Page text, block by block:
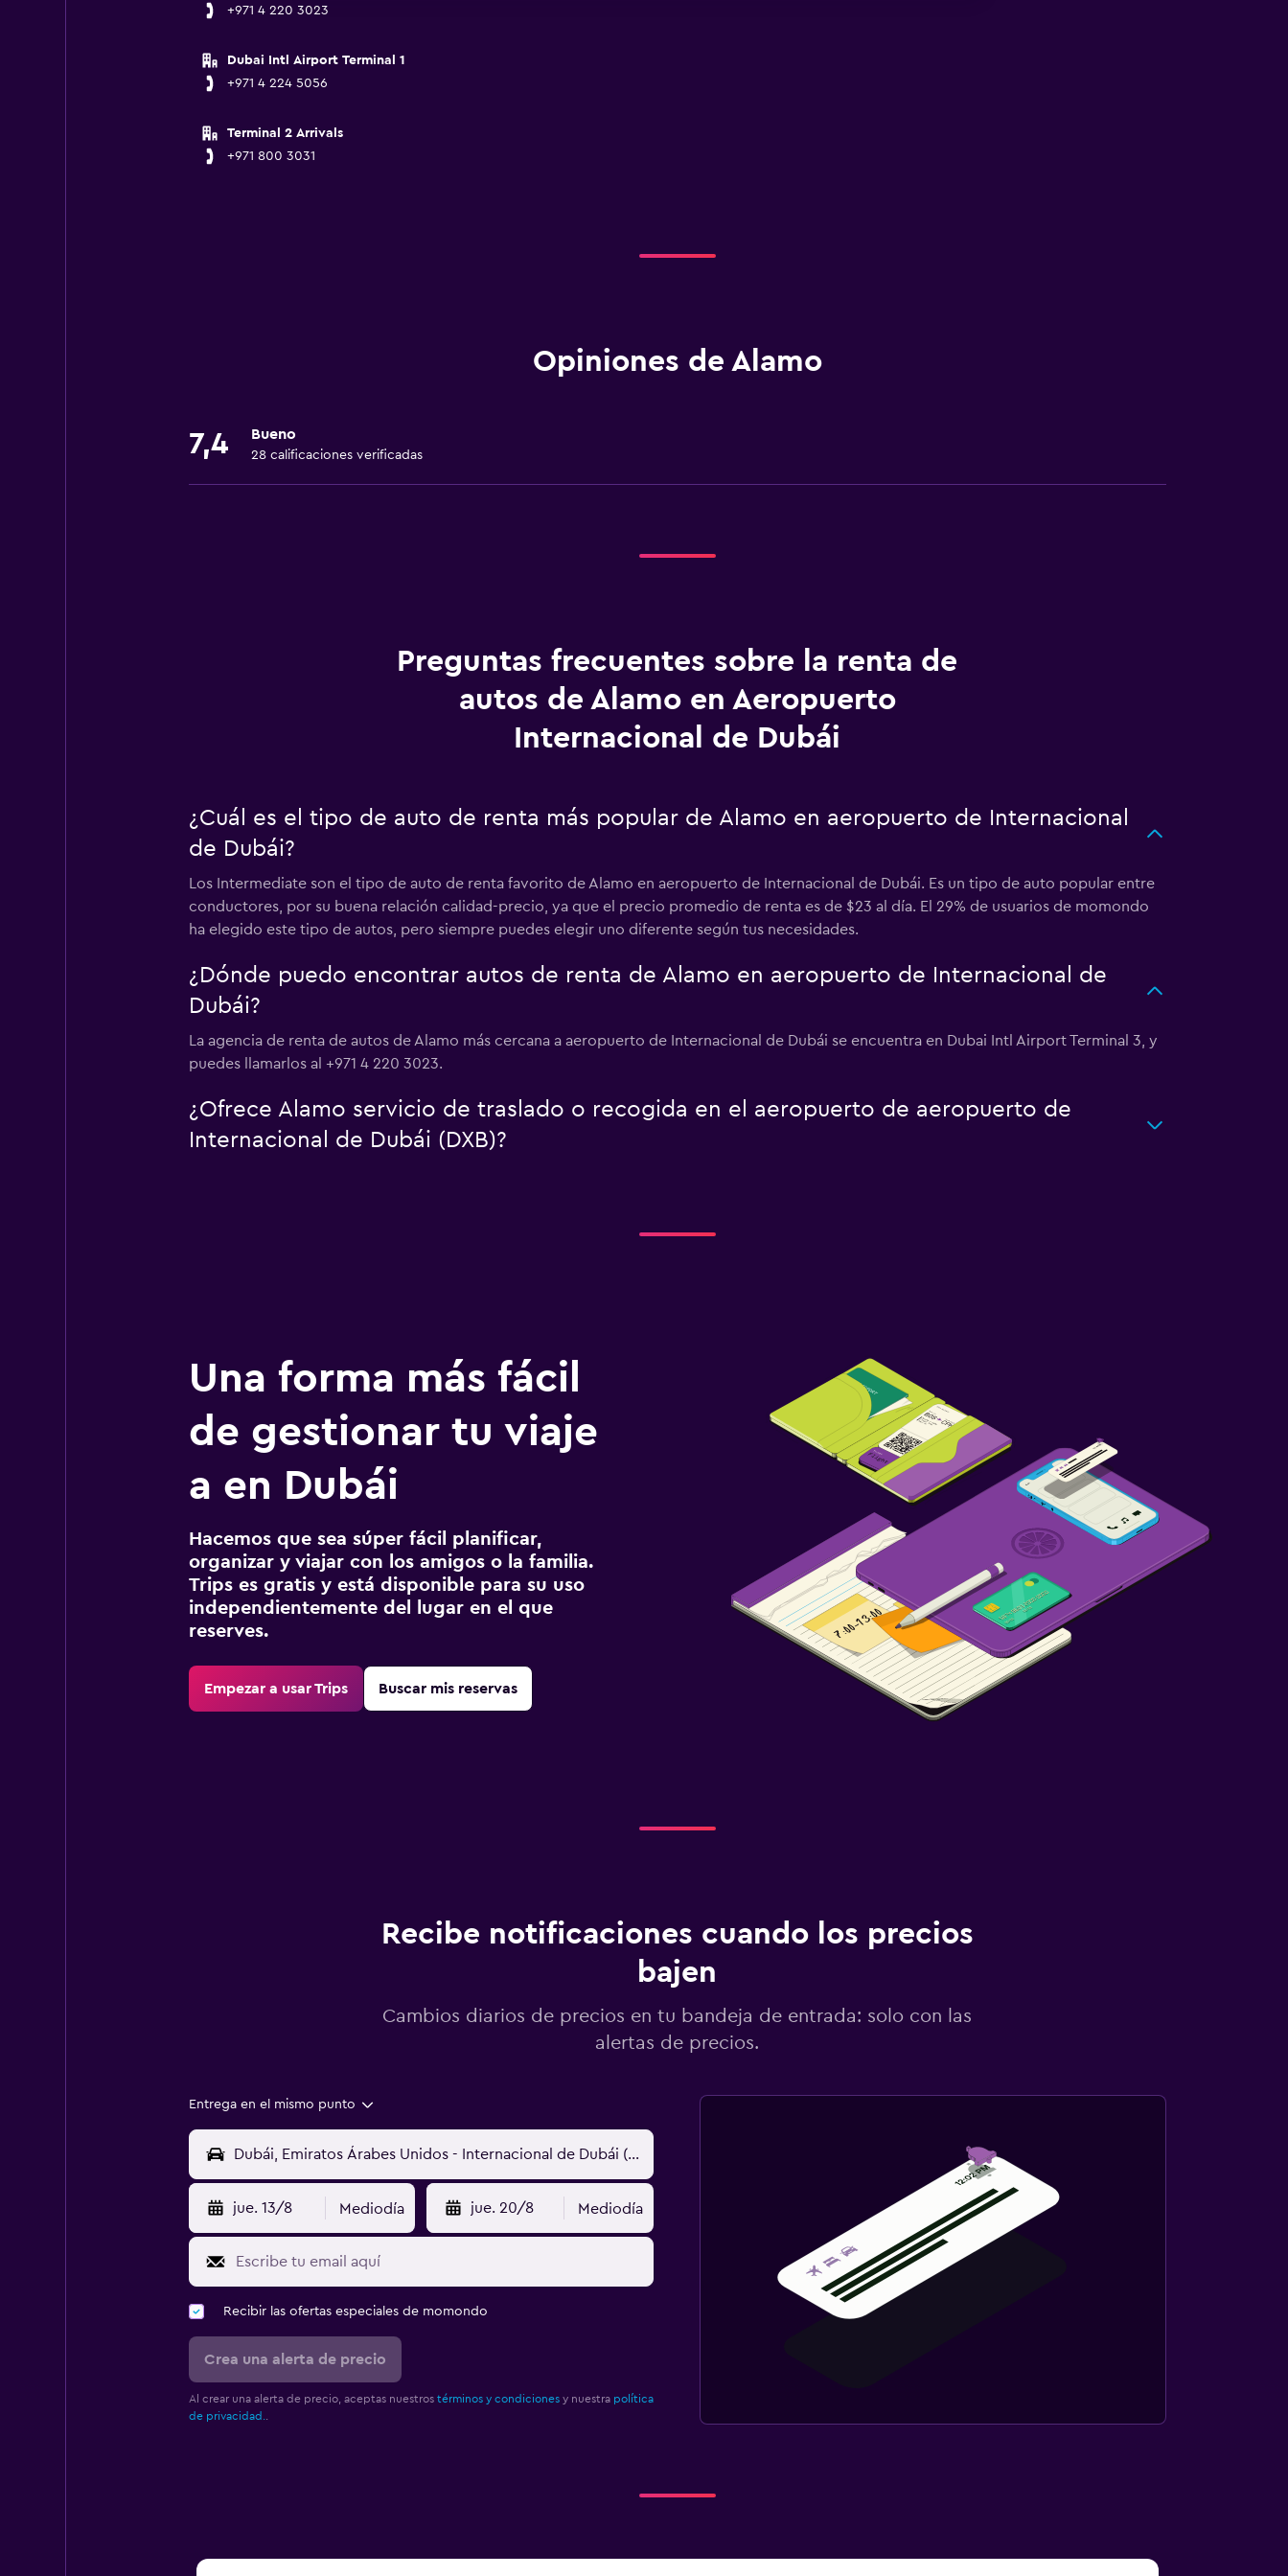
+971 4 220 3023
Dubai Intl Airport Terminal 1
+971 4 224 5056
Terminal 2 Arrivals
+971 800 3031
Opiniones de Alamo
7,4 Bueno
28 calificaciones verificadas
Preguntas frecuentes sobre la renta de
autos de Alamo en Aeropuerto
Internacional de Dubái
¿Cuál es el tipo de auto de renta más popular de Alamo en aeropuerto de Internacional
de Dubái?
Los Intermediate son el tipo de auto de renta favorito de Alamo en aeropuerto de Internacional de Dubái. Es un tipo de auto popular entre
conductores, por su buena relación calidad-precio, ya que el precio promedio de renta es de $23 al día. El 29% de usuarios de momondo
ha elegido este tipo de autos, pero siempre puedes elegir uno diferente según tus necesidades.
¿Dónde puedo encontrar autos de renta de Alamo en aeropuerto de Internacional de
Dubái?
La agencia de renta de autos de Alamo más cercana a aeropuerto de Internacional de Dubái se encuentra en Dubai Intl Airport Terminal 3, y
puedes llamarlos al +971 4 220 3023.
¿Ofrece Alamo servicio de traslado o recogida en el aeropuerto de aeropuerto de
Internacional de Dubái (DXB)?
Una forma más fácil
de gestionar tu viaje
a en Dubái
Hacemos que sea súper fácil planificar,
organizar y viajar con los amigos o la familia.
Trips es gratis y está disponible para su uso
independientemente del lugar en el que
reserves.
Empezar a usar Trips Buscar mis reservas
Recibe notificaciones cuando los precios
bajen
Cambios diarios de precios en tu bandeja de entrada: solo con las
alertas de precios.
Entrega en el mismo punto
jue. 13/8 Mediodía jue. 20/8 Mediodía
Recibir las ofertas especiales de momondo
Crea una alerta de precio
Al crear una alerta de precio, aceptas nuestros términos y condicionesy nuestra política
de privacidad.